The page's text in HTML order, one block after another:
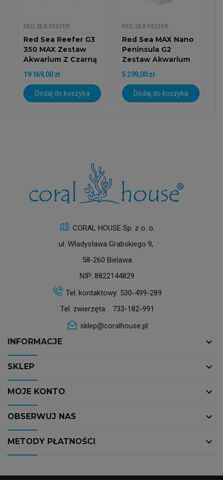
RED SEA REEFER
Red Sea Reefer G3
350 MAX Zestaw
Akwarium Z Czarną
Szafką
19 169,00 zł
Dodaj do koszyka
RED SEA REEFER
Red Sea MAX Nano
Peninsula G2
Zestaw Akwarium
Morskie Z...
5 299,00 zł
Dodaj do koszyka
CORAL HOUSE Sp. z o. o.
ul. Władysława Grabskiego 9,
58-260 Bielawa
NIP: 8822144829
Tel. kontaktowy: 530-499-289
Tel. zwierzęta: 733-182-991
sklep@coralhouse.pl
INFORMACJE keyboard_arrow_down
SKLEP keyboard_arrow_down
MOJE KONTO keyboard_arrow_down
OBSERWUJ NAS keyboard_arrow_down
METODY PŁATNOŚCI keyboard_arrow_down